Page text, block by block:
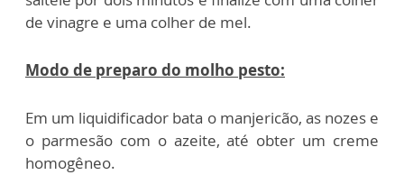
de vinagre e uma colher de mel.
Modo de preparo do molho pesto:
Em um liquidificador bata o manjericão, as nozes e
o parmesão com o azeite, até obter um creme
homogêneo.